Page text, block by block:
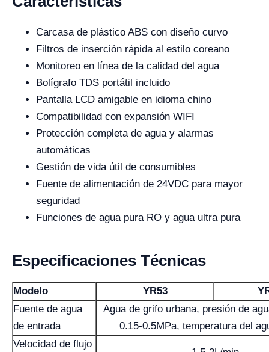
Carcasa de plástico ABS con diseño curvo
Filtros de inserción rápida al estilo coreano
Monitoreo en línea de la calidad del agua
Bolígrafo TDS portátil incluido
Pantalla LCD amigable en idioma chino
Compatibilidad con expansión WIFI
Protección completa de agua y alarmas
automáticas
Gestión de vida útil de consumibles
Fuente de alimentación de 24VDC para mayor
seguridad
Funciones de agua pura RO y agua ultra pura
Especificaciones Técnicas
Modelo YR53
Fuente de agua
de entrada
Agua de grifo urbana, presión de
0.15-0.5MPa, temperatura del
Velocidad de flujo